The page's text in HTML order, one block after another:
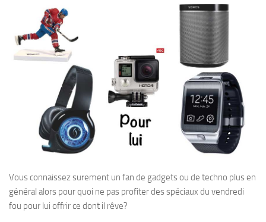
Vous connaissez surement un fan de gadgets ou de techno plus en
général alors pour quoi ne pas profiter des spéciaux du vendredi
fou pour lui offrir ce dont il rêve?